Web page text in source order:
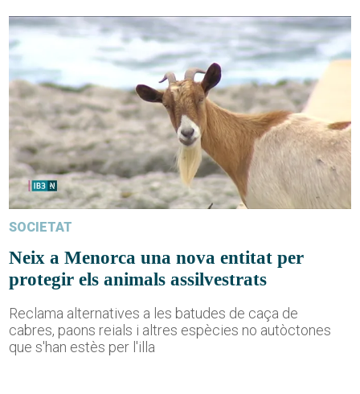
SOCIETAT
Neix a Menorca una nova entitat per
protegir els animals assilvestrats
Reclama alternatives a les batudes de caça de
cabres, paons reials i altres espècies no autòctones
que s'han estès per l'illa